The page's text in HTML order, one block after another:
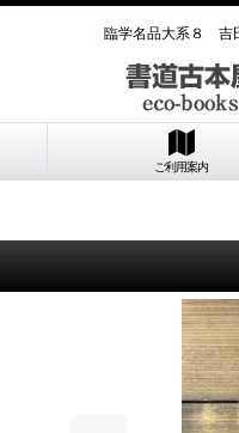
臨学名品大系８ 吉
ご利用案内